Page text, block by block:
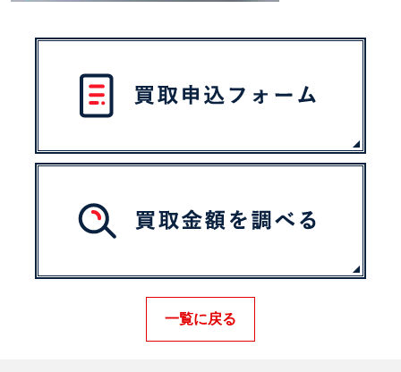
一覧に戻る